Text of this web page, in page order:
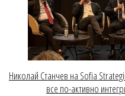
Николай Станчев на Sofia
все по-активно